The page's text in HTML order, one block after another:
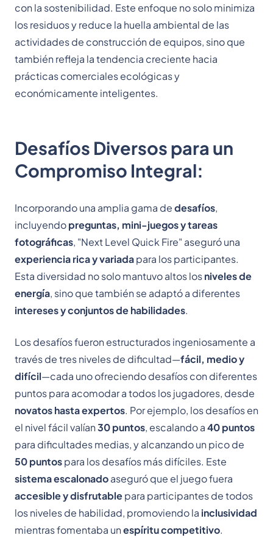
con la sostenibilidad. Este enfoque no solo minimiza
los residuos y reduce la huella ambiental de las
actividades de construcción de equipos, sino que
también refleja la tendencia creciente hacia
prácticas comerciales ecológicas y
económicamente inteligentes.
Desafíos Diversos para un
Compromiso Integral:
Incorporando una amplia gama dedesafíos,
incluyendopreguntas, mini-juegos y tareas
fotográficas, "Next Level Quick Fire" aseguró una
experiencia rica y variadapara los participantes.
Esta diversidad no solo mantuvo altos losniveles de
energía, sino que también se adaptó a diferentes
intereses y conjuntos de habilidades.
Los desafíos fueron estructurados ingeniosamente a
través de tres niveles de dificultad—fácil, medio y
difícil—cada uno ofreciendo desafíos con diferentes
puntos para acomodar a todos los jugadores, desde
novatos hasta expertos. Por ejemplo, los desafíos en
el nivel fácil valían30 puntos, escalando a40 puntos
para dificultades medias, y alcanzando un pico de
50 puntospara los desafíos más difíciles. Este
sistema escalonadoaseguró que el juego fuera
accesible y disfrutablepara participantes de todos
los niveles de habilidad, promoviendo la inclusividad
mientras fomentaba unespíritu competitivo.